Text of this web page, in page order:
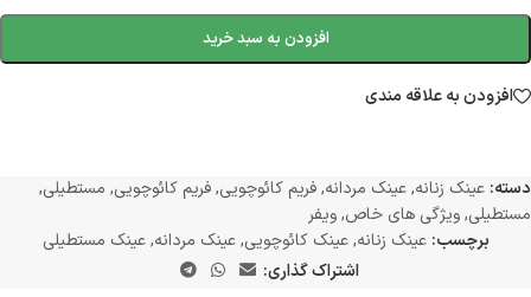
افزودن به سبد خرید
افزودن به علاقه مندی
دسته: عینک زنانه,عینک مردانه,فریم کائوچویی,فریم کائوچویی, مستطیلی,
مستطیلی,ویژگی های خاص,ویفر
برچسب: عینک زنانه, عینک کائوچویی, عینک مردانه, عینک مستطیلی
اشتراک گذاری: